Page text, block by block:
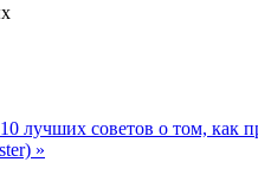
лучших советов о том, как
»